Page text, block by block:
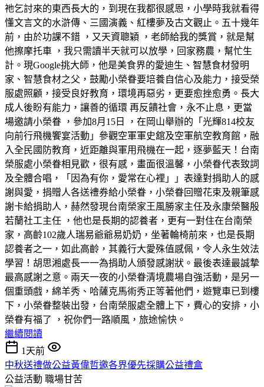
祂乞討來的東西長大的，到現在我都很感恩，小學時我就看得
懂文言文的水滸傳、三國演義、紅樓夢及古文觀止。五十幾年
前，由於功課不錯 ，又天資聰穎 ，老師給我的獎賞，就是幫
他擦摩托車 ，我只需讀半天就可以放學，回家務農，幫忙生
計。現Google挑大師，他是美食界的愛迪生、智慧食材發明
家、智慧食材之父，鼓勵小榮眷要培養自信心及能力，接受榮
服處照顧，接受良好教育，環境再惡劣，更要愈挫愈勇。長大
成人後盼有能力，讓善的循環 再反饋社會，永不止息，更當
場邀請小榮眷 ，參加8月15日 ，在岡山舉辦的「光輝814校友
向前行飛機饗宴活動」參觀空軍軍史舘及空軍航空教育館，融
入全民國防教育，近距離與軍用飛機在一起，逐夢藍天！台南
榮服處小榮眷相見歡，很有感，畫面很溫馨，小榮眷代表致詞
及全體合唱，「因為有你，愛常在心裡」」表達對捐助人的感
謝與愛，捐贈人各送禮券給小榮眷，小榮眷回贈花束及親筆感
謝卡給捐助人，赫然發現台南榮家王風勝家主任及永康榮醫殷
若蘭社工主任 ，他也是長期的認養者，更有一對住在台南榮
家，高齡102歲人瑞易爺爺易奶奶，坐著輪椅前來，也是長期
認養者之一，如此高齡，其義行大愛殊值感佩，令人永生效法
學習！胡思湘處長一一為捐助人頒發感謝狀。最後表達最誠摯
最高感謝之意。兩天一夜的小榮眷清境農場自強活動，是另一
個重頭戲，綿羊秀、哈薩克馬術秀正等著他們，遊覽車已到樓
下，小榮眷整裝出發，台南榮服處全體上下，費心的安排，小
榮眷有福了 ，祝你們一路順風，旅途愉快。
繼續閱讀
1天前
中秋送禮做公益黃偉哲邀各界優先採購公益禮盒
公益活動 職場甘苦